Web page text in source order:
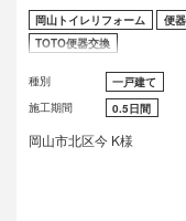
岡山トイレリフォーム 便
TOTO便器交換
種別
一戸建て
施工期間
0.5日間
岡山市北区今 K様